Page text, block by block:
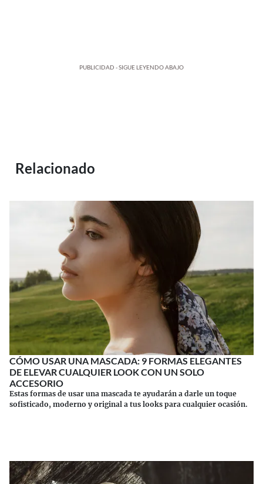
PUBLICIDAD - SIGUE LEYENDO ABAJO
Relacionado
CÓMO USAR UNA MASCADA: 9 FORMAS ELEGANTES
DE ELEVAR CUALQUIER LOOK CON UN SOLO
ACCESORIO
Estas formas de usar una mascada te ayudarán a darle un toque
sofisticado, moderno y original a tus looks para cualquier ocasión.